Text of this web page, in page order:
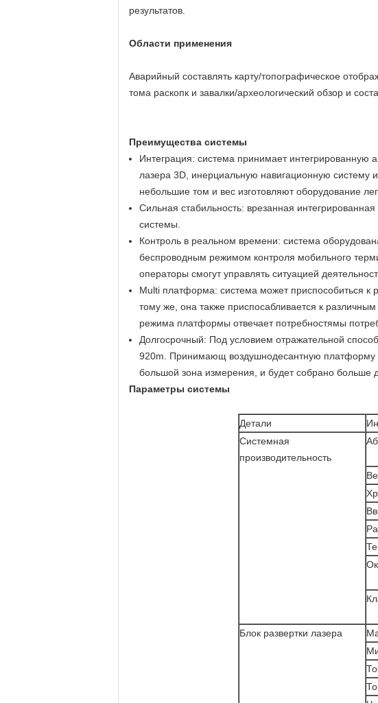
результатов.
Области применения
Аварийный составлять карту/топографическое
тома раскопк и завалки/археологический обзор и
Преимущества системы
Интеграция: система принимает интегрированную
лазера 3D, инерциальную навигационную систему
небольшие том и вес изготовляют оборудование
Сильная стабильность: врезанная
системы.
Контроль в реальном времени: система
беспроводным режимом контроля мобильного
операторы смогут управлять ситуацией
Multi платформа: система может приспособиться
тому же, она также приспосабливается к
режима платформы отвечает потребностямы
Долгосрочный: Под условием отражательной
920m. Принимающ воздушнодесантную платформу в
большой зона измерения, и будет собрано больше
Параметры системы
Детали
Системная
производительность
Блок развертки лазера